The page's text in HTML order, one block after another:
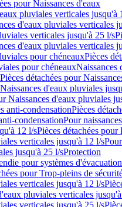
pour Naissances d'eaux
pluviales verticales jusqu'à
d'eaux pluviales verticales
verticales jusqu'à 25 l/s
d'eaux pluviales verticales
pour chéneauxPièces
pour chéneauxNaissances
Pièces détachées pour
Naissances d'eaux pluviales
Naissances d'eaux pluviales
anti-condensationPièces
condensationPour
12 l/sPièces détachées pour
verticales jusqu'à 12 l/s
jusqu'à 25 l/sProtection
pour systèmes d'évacuation
pour Trop-pleins de
verticales jusqu'à 12 l/s
pluviales verticales
verticales jusqu'à 25 l/s